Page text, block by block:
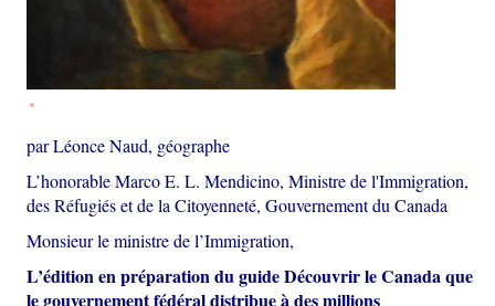
*
par Léonce Naud, géographe
L’honorable Marco E. L. Mendicino, Ministre de l'Immigration,
des Réfugiés et de la Citoyenneté, Gouvernement du Canada
Monsieur le ministre de l’Immigration,
L’édition en préparation du guide Découvrir le Canada que
le gouvernement fédéral distribue à des millions